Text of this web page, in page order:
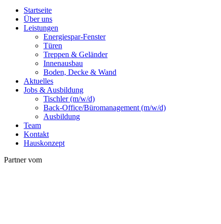
Startseite
Über uns
Leistungen
Energiespar-Fenster
Türen
Treppen & Geländer
Innenausbau
Boden, Decke & Wand
Aktuelles
Jobs & Ausbildung
Tischler (m/w/d)
Back-Office/Büromanagement (m/w/d)
Ausbildung
Team
Kontakt
Hauskonzept
Partner vom